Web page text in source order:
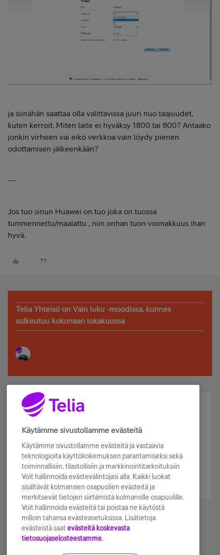
ja siinähän saattaa olla valittavissa juuri nuo taajuudet,
kuten kerroit. Miten laite ei hyväksy 1800 tai 800? Antaako
jonkin virheen vai eikö verkkoa vain löydy pienen
odottamisen jälkeenkään?
---
Jos tuo sinun Huawei on tuo joka on tuossa
tummennettu/maalattu , niin onhan tuon voimakkuus ihan
hyvä.
Telia Yhteisö on Vain luku -moodissa, kunnes
sulkeutuu kokonaan lokakuussa
Älä jää paitsi – osallistu ja voita!
Tilaa Telian uutiskirje ja olet mukana arvonnassa.
sähköpostiisi.
Tilaa nyt
Käytämme sivustollamme evästeitä
Käytämme sivustollamme evästeitä ja vastaavia
teknologioita käyttökokemuksen parantamiseksi sekä
toiminnallisiin, tilastollisiin ja markkinointitarkoituksiin.
Voit hallinnoida evästevalintojasi alla. Kaikki luokat
sisältävät kolmansien osapuolien evästeitä ja
merkitsevät tietojen siirtämistä kolmansille osapuolille.
Voit hallinnoida evästeitä tai poistaa ne käytöstä
milloin tahansa evästeasetuksissa. Lisätietoja
evästeistä saat evästeitä koskevasta
tietosuojaselosteestamme.